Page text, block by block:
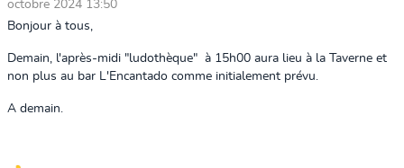
octobre 2024 13:50
Bonjour à tous,
Demain, l'après-midi "ludothèque" à 15h00 aura lieu à la Taverne et
non plus au bar L'Encantado comme initialement prévu.
A demain.